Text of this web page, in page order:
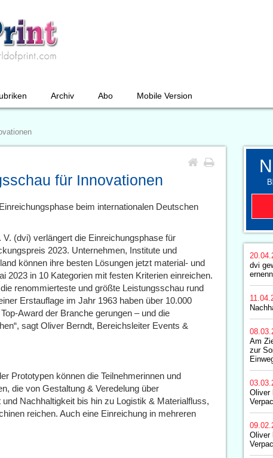
Archiv Abo Mobile Version
für Innovationen
beim internationalen Deutschen
(dvi) verlängert die Einreichungsphase für
2023. Unternehmen, Institute und
können ihre besten Lösungen jetzt material- und
2023 in 10 Kategorien mit festen Kriterien einreichen.
renommierteste und größte Leistungsschau rund
Erstauflage im Jahr 1963 haben über 10.000
Award der Branche gerungen – und die
sagt Oliver Berndt, Bereichsleiter Events &
Prototypen können die Teilnehmerinnen und
die von Gestaltung & Veredelung über
Nachhaltigkeit bis hin zu Logistik & Materialfluss,
reichen. Auch eine Einreichung in mehreren
dvi
Am
zur
Oliver
Oliver